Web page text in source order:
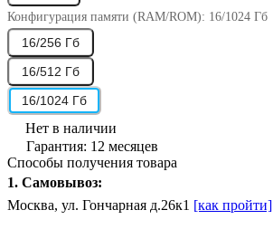
Конфигурация памяти (RAM/ROM): 16/1024 Гб
16/256 Гб
16/512 Гб
16/1024 Гб
Нет в наличии
Гарантия: 12 месяцев
Способы получения товара
1. Самовывоз:
Москва, ул. Гончарная д.26к1 [как пройти]